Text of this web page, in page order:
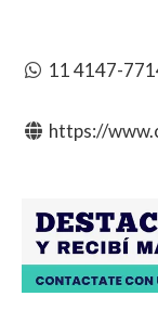
11 4147-
https://